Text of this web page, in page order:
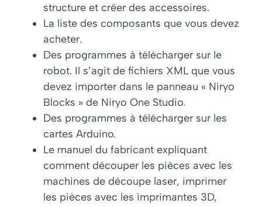
structure et créer des accessoires.
La liste des composants que vous devez
acheter.
Des programmes à télécharger sur le
robot. Il s’agit de fichiers XML que vous
devez importer dans le panneau « Niryo
Blocks » de Niryo One Studio.
Des programmes à télécharger sur les
cartes Arduino.
Le manuel du fabricant expliquant
comment découper les pièces avec les
machines de découpe laser, imprimer
les pièces avec les imprimantes 3D,